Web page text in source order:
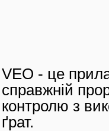
VEО - це
справжній
контролю з
ґрат.